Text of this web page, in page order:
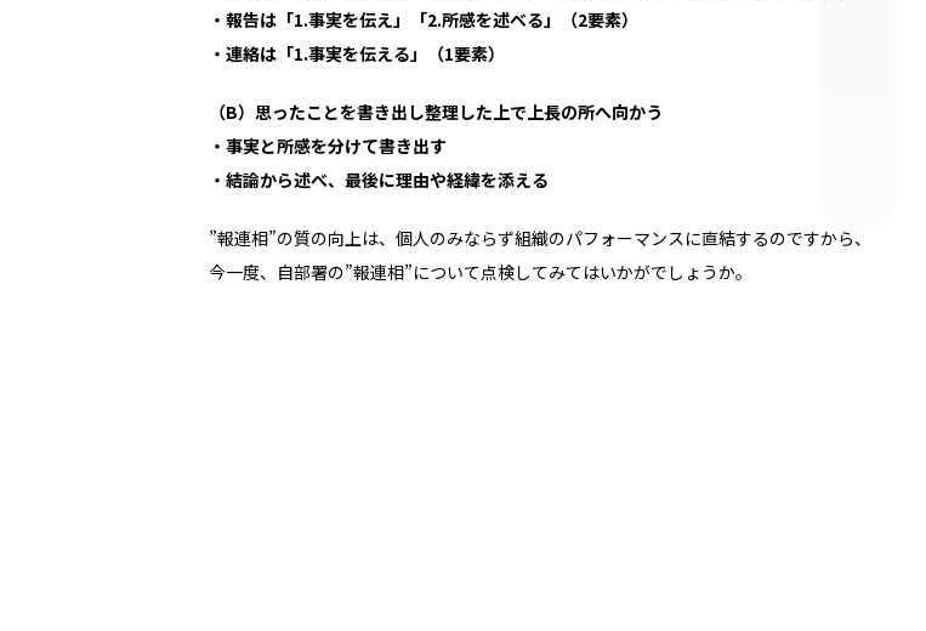
・報告は「1.事実を伝え」「2.所感を述べる」（2要素）
・連絡は「1.事実を伝える」（1要素）
（B）思ったことを書き出し整理した上で上長の所へ向かう
・事実と所感を分けて書き出す
・結論から述べ、最後に理由や経緯を添える
”報連相”の質の向上は、個人のみならず組織のパフォーマンスに直結するのですから、
今一度、自部署の”報連相”について点検してみてはいかがでしょうか。